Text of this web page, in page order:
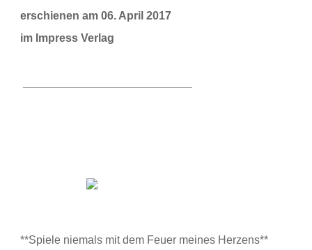
erschienen am 06. April 2017
im Impress Verlag
**Spiele niemals mit dem Feuer meines Herzens**